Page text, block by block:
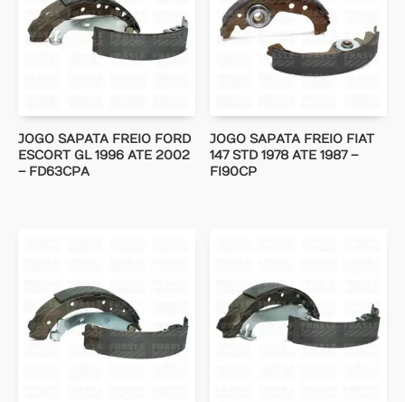
JOGO SAPATA FREIO FORD
ESCORT GL 1996 ATE 2002
– FD63CPA
JOGO SAPATA FREIO FIAT
147 STD 1978 ATE 1987 –
FI90CP